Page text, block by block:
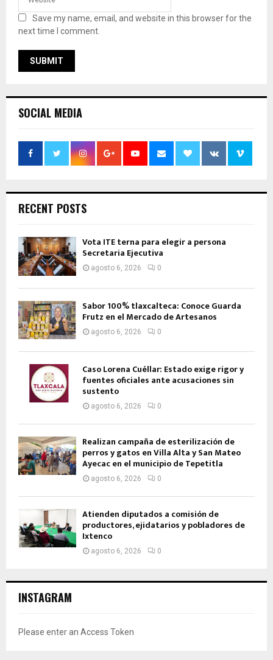
Save my name, email, and website in this browser for the
next time I comment.
SOCIAL MEDIA
RECENT POSTS
Vota ITE terna para elegir a persona
Secretaria Ejecutiva
agosto 6, 2026 0
Sabor 100% tlaxcalteca: Conoce Guarda
Frutz en el Mercado de Artesanos
agosto 6, 2026 0
Caso Lorena Cuéllar: Estado exige rigor y
fuentes oficiales ante acusaciones sin
sustento
agosto 6, 2026 0
Realizan campaña de esterilización de
perros y gatos en Villa Alta y San Mateo
Ayecac en el municipio de Tepetitla
agosto 6, 2026 0
Atienden diputados a comisión de
productores, ejidatarios y pobladores de
Ixtenco
agosto 6, 2026 0
INSTAGRAM
Please enter an Access Token